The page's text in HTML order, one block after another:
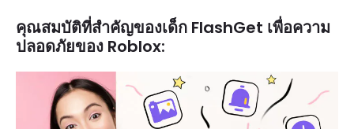
คุณสมบัติที่สำคัญของเด็ก FlashGet เพื่อความ
ปลอดภัยของ Roblox: